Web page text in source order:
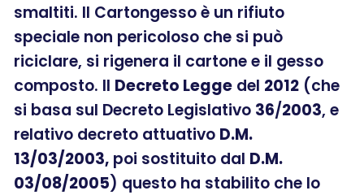
smaltiti. Il Cartongesso è un rifiuto
speciale non pericoloso che si può
riciclare, si rigenera il cartone e il gesso
composto. Il Decreto Legge del 2012 (che
si basa sul Decreto Legislativo 36/2003, e
relativo decreto attuativo D.M.
13/03/2003, poi sostituito dal D.M.
03/08/2005) questo ha stabilito che lo